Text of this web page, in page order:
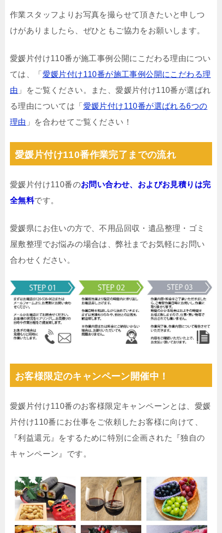
作業スタッフよりお写真を撮らせて頂きたいと申しつ
けがありましたら、ぜひともご協力をお願いします。
愛媛片付け110番が施工事例公開にこだわる理由につい
ては、「 愛媛片付け110番が施工事例公開にこだわる理
由 」をご覧ください。また、愛媛片付け110番が選ばれ
る理由については「 愛媛片付け110番が選ばれる6つの
理由 」を合わせてご覧ください！
愛媛片付け110番作業完了までの流れ
愛媛片付け110番のお問い合わせ、およびお見積りは完
全無料です。
愛媛県にお住いの方で、不用品回収・遺品整理・ゴミ
屋敷整理でお悩みの場合は、弊社までお気軽にお問い
合わせください。
お客様限定のキャンペーン開催中！
愛媛片付け110番のお客様限定キャンペーンとは、愛媛
片付け110番にお仕事をご依頼したお客様に向けて、
『利益還元』をするために特別に企画された『独自の
キャンペーン』です。